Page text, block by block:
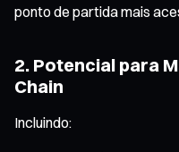
ponto de partida mais
2. Potencial para
Chain
Incluindo: